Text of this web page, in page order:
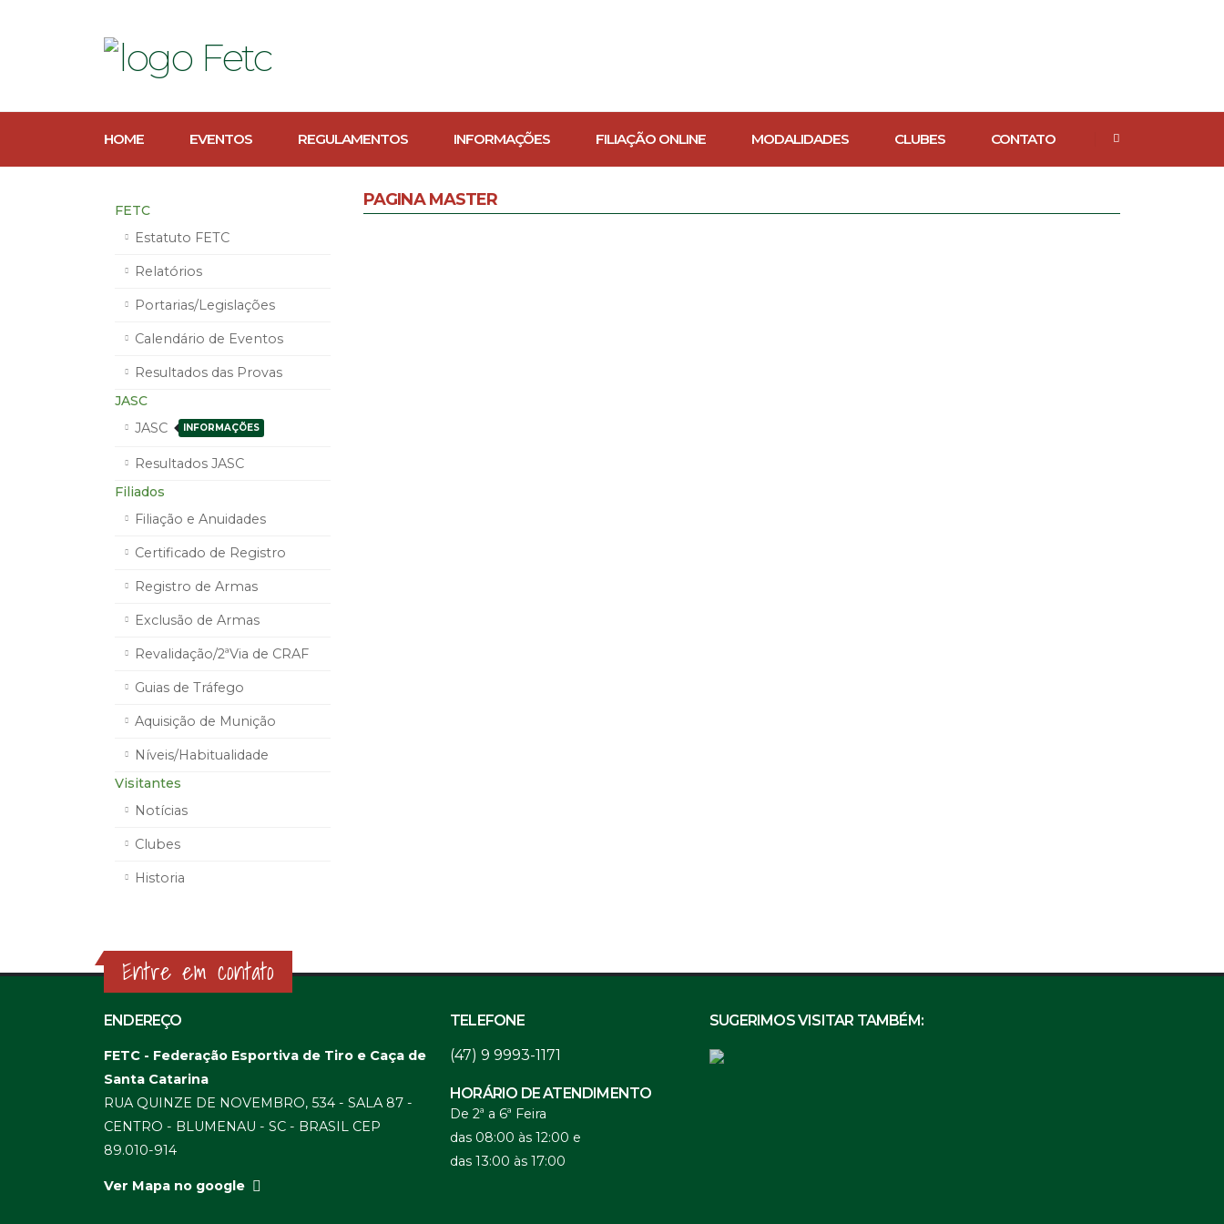
HOME EVENTOS REGULAMENTOS INFORMAÇÕES FILIAÇÃO ONLINE MODALIDADES CLUBES CONTATO
FETC
Estatuto FETC
Relatórios
Portarias/Legislações
Calendário de Eventos
Resultados das Provas
JASC
JASC
INFORMAÇÕES
Resultados JASC
Filiados
Filiação e Anuidades
Certificado de Registro
Registro de Armas
Exclusão de Armas
Revalidação/2ªVia de CRAF
Guias de Tráfego
Aquisição de Munição
Níveis/Habitualidade
Visitantes
Notícias
Clubes
Historia
PAGINA MASTER
Entre em contato
ENDEREÇO
FETC - Federação Esportiva de Tiro e Caça de
Santa Catarina
RUA QUINZE DE NOVEMBRO, 534 - SALA 87 -
CENTRO - BLUMENAU - SC - BRASIL CEP
89.010-914
Ver Mapa no google
TELEFONE
(47) 9 9993-1171
HORÁRIO DE ATENDIMENTO
De 2ª a 6ª Feira
das 08:00 às 12:00 e
das 13:00 às 17:00
SUGERIMOS VISITAR TAMBÉM: